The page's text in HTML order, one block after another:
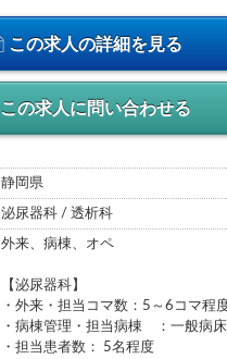
この求人の詳細を見る
この求人に問い合わせる
静岡県
泌尿器科 / 透析科
外来、病棟、オペ
【泌尿器科】
・外来・担当コマ数：5～6コマ程
・病棟管理・担当病棟 ：一般病床
・担当患者数： 5名程度